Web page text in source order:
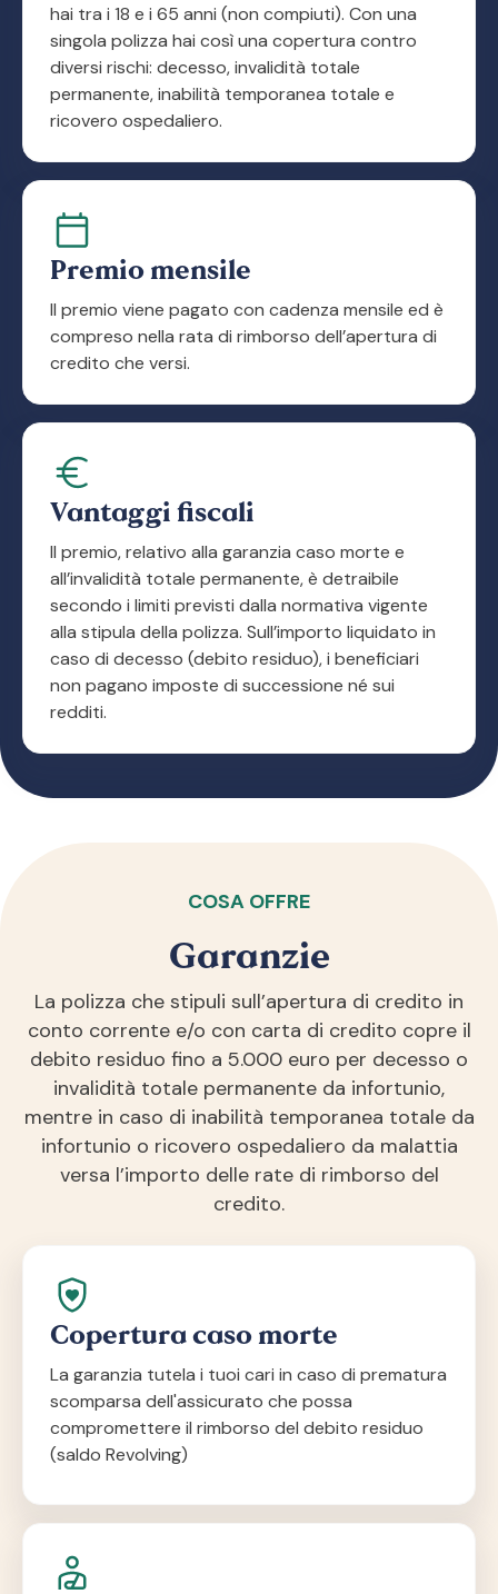
hai tra i 18 e i 65 anni (non compiuti). Con una
singola polizza hai così una copertura contro
diversi rischi: decesso, invalidità totale
permanente, inabilità temporanea totale e
ricovero ospedaliero.
Premio mensile
Il premio viene pagato con cadenza mensile ed è
compreso nella rata di rimborso dell’apertura di
credito che versi.
Vantaggi fiscali
Il premio, relativo alla garanzia caso morte e
all’invalidità totale permanente, è detraibile
secondo i limiti previsti dalla normativa vigente
alla stipula della polizza. Sull’importo liquidato in
caso di decesso (debito residuo), i beneficiari
non pagano imposte di successione né sui
redditi.
COSA OFFRE
Garanzie
La polizza che stipuli sull’apertura di credito in
conto corrente e/o con carta di credito copre il
debito residuo fino a 5.000 euro per decesso o
invalidità totale permanente da infortunio,
mentre in caso di inabilità temporanea totale da
infortunio o ricovero ospedaliero da malattia
versa l’importo delle rate di rimborso del
credito.
Copertura caso morte
La garanzia tutela i tuoi cari in caso di prematura
scomparsa dell'assicurato che possa
compromettere il rimborso del debito residuo
(saldo Revolving)